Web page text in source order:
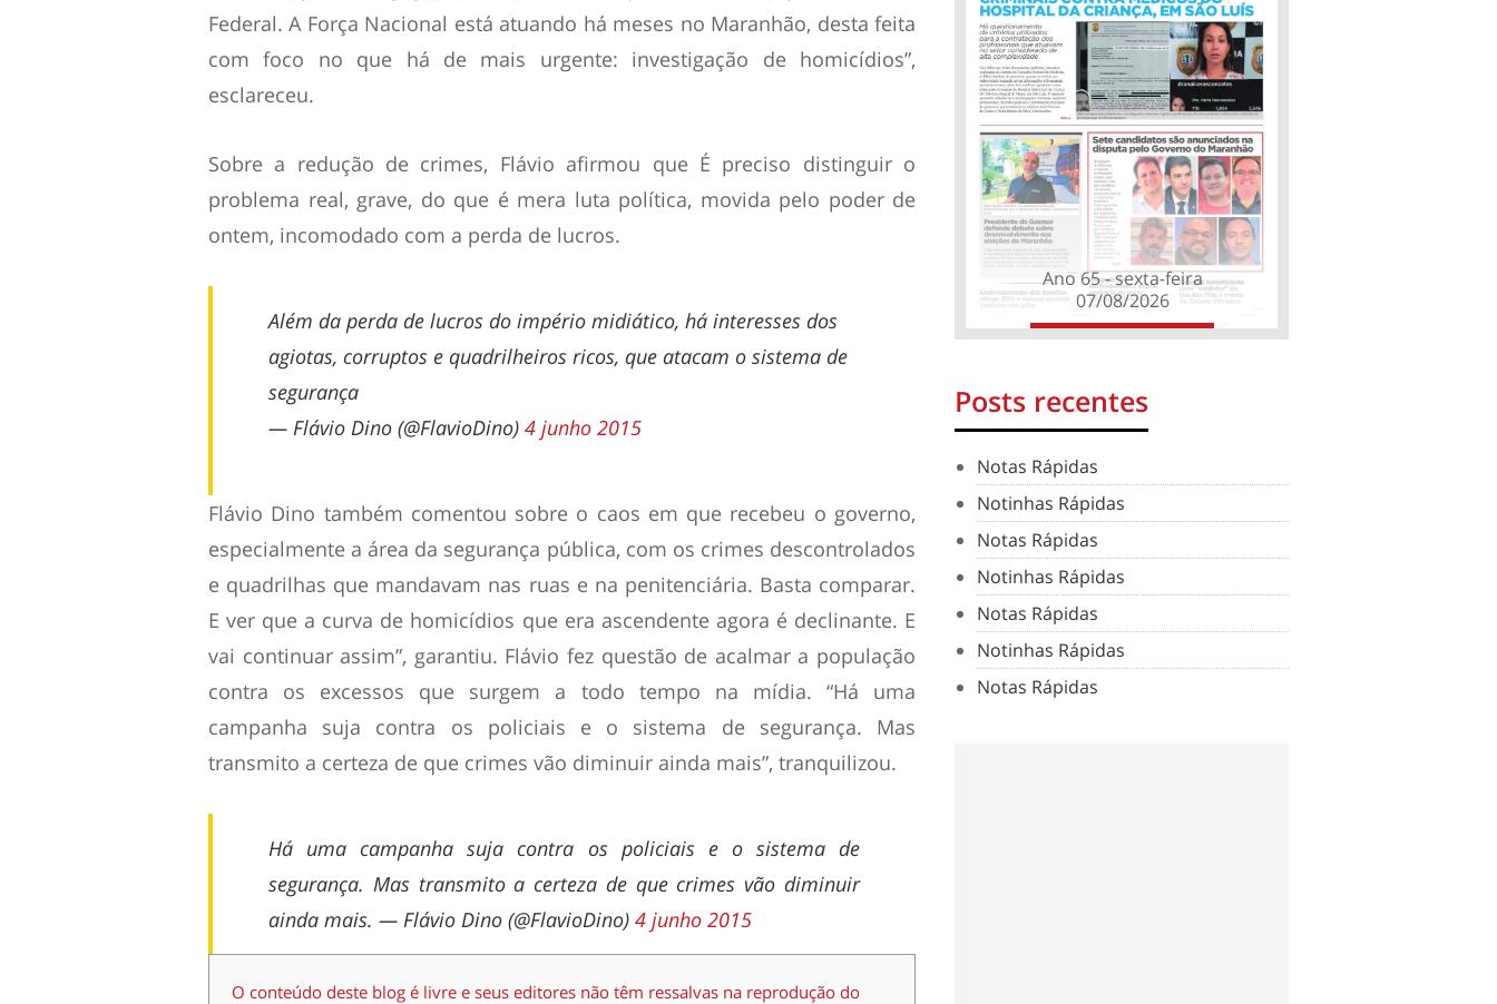
Federal. A Força Nacional está atuando há meses no Maranhão, desta feita
com foco no que há de mais urgente: investigação de homicídios”,
esclareceu.
Sobre a redução de crimes, Flávio afirmou que É preciso distinguir o
problema real, grave, do que é mera luta política, movida pelo poder de
ontem, incomodado com a perda de lucros.
Além da perda de lucros do império midiático, há interesses dos
agiotas, corruptos e quadrilheiros ricos, que atacam o sistema de
segurança
— Flávio Dino (@FlavioDino) 4 junho 2015
Flávio Dino também comentou sobre o caos em que recebeu o governo,
especialmente a área da segurança pública, com os crimes descontrolados
e quadrilhas que mandavam nas ruas e na penitenciária. Basta comparar.
E ver que a curva de homicídios que era ascendente agora é declinante. E
vai continuar assim”, garantiu. Flávio fez questão de acalmar a população
contra os excessos que surgem a todo tempo na mídia. “Há uma
campanha suja contra os policiais e o sistema de segurança. Mas
transmito a certeza de que crimes vão diminuir ainda mais”, tranquilizou.
Há uma campanha suja contra os policiais e o sistema de
segurança. Mas transmito a certeza de que crimes vão diminuir
ainda mais. — Flávio Dino (@FlavioDino) 4 junho 2015
O conteúdo deste blog é livre e seus editores não têm ressalvas na reprodução do
Ano 65 - sexta-feira
07/08/2026
Posts recentes
Notas Rápidas
Notinhas Rápidas
Notas Rápidas
Notinhas Rápidas
Notas Rápidas
Notinhas Rápidas
Notas Rápidas